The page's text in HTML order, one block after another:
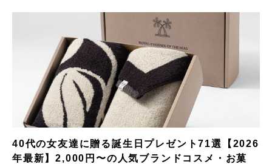
40代の女友達に贈る誕生日プレゼント71選【2026
年最新】2,000円〜の人気ブランドコスメ・お菓